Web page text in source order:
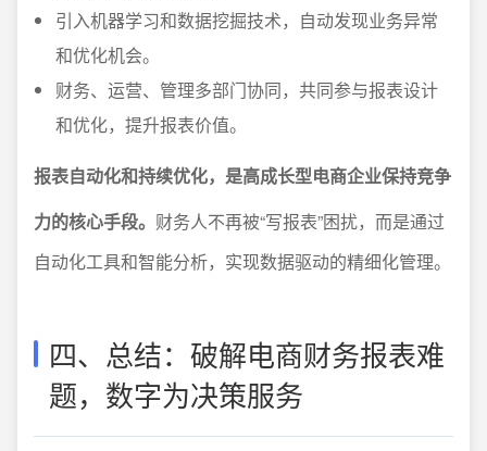
引入机器学习和数据挖掘技术，自动发现业务异常
和优化机会。
财务、运营、管理多部门协同，共同参与报表设计
和优化，提升报表价值。
报表自动化和持续优化，是高成长型电商企业保持竞争
力的核心手段。 财务人不再被“写报表”困扰，而是通过
自动化工具和智能分析，实现数据驱动的精细化管理。
四、总结：破解电商财务报表难
题，数字为决策服务